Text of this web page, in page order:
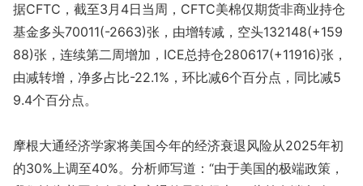
据CFTC，截至3月4日当周，CFTC美棉仅期货非商业持仓
基金多头70011(-2663)张，由增转减，空头132148(+159
88)张，连续第二周增加，ICE总持仓280617(+11916)张，
由减转增，净多占比-22.1%，环比减6个百分点，同比减5
9.4个百分点。
摩根大通经济学家将美国今年的经济衰退风险从2025年初
的30%上调至40%。分析师写道：“由于美国的极端政策，